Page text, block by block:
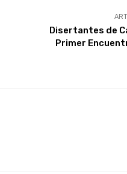
Disertantes de
Primer